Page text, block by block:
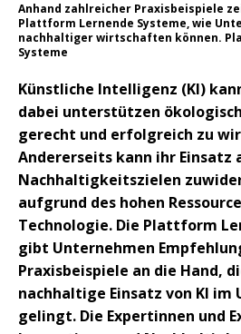
Anhand zahlreicher Praxisbeispiele
Plattform Lernende Systeme, wie
nachhaltiger wirtschaften können.
Systeme
Künstliche Intelligenz (KI)
dabei unterstützen
gerecht und erfolgreich zu
Andererseits kann ihr Einsatz
Nachhaltigkeitszielen
aufgrund des hohen
Technologie. Die Plattform
gibt Unternehmen
Praxisbeispiele an die Hand,
nachhaltige Einsatz von KI im
gelingt. Die Expertinnen und